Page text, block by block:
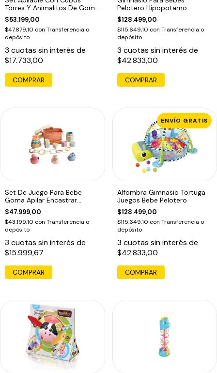
Torres Y Animalitos De Goma
Color Pastel
$53.199,00
$47.879,10 con Transferencia o
depósito
3 cuotas sin interés de
$17.733,00
Pelotero Hipopotamo
$128.499,00
$115.649,10 con Transferencia o
depósito
3 cuotas sin interés de
$42.833,00
Set De Juego Para Bebe
Goma Apilar Encastrar
Bañera Ensarte
$47.999,00
$43.199,10 con Transferencia o
depósito
3 cuotas sin interés de
$15.999,67
COMPRAR
ENVÍO GRATIS
Alfombra Gimnasio Tortuga
Juegos Bebe Pelotero
$128.499,00
$115.649,10 con Transferencia o
depósito
3 cuotas sin interés de
$42.833,00